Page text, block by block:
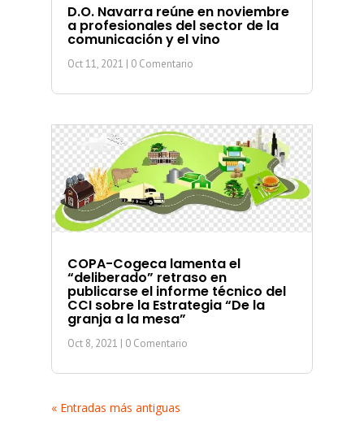
D.O. Navarra reúne en noviembre
a profesionales del sector de la
comunicación y el vino
Oct 11, 2021 | 0 Comentario
COPA-Cogeca lamenta el
“deliberado” retraso en
publicarse el informe técnico del
CCI sobre la Estrategia “De la
granja a la mesa”
Oct 8, 2021 | 0 Comentario
« Entradas más antiguas